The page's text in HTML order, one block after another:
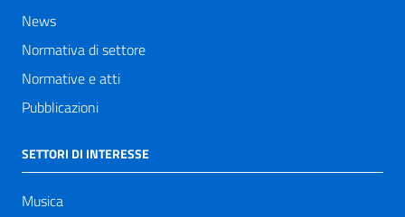
News
Normativa di settore
Normative e atti
Pubblicazioni
SETTORI DI INTERESSE
Musica